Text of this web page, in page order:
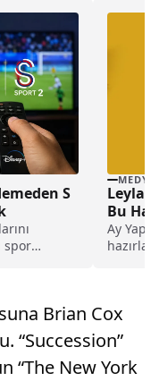
S
spor
MEDYA
Leyla
Bu
Ay
Brian Cox
“Succession”
“The New York